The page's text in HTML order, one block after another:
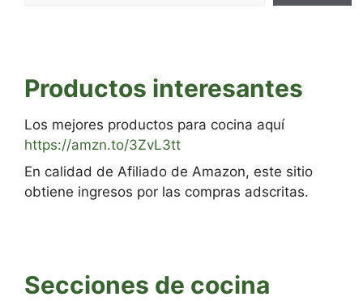
Productos interesantes
Los mejores productos para cocina aquí
https://amzn.to/3ZvL3tt
En calidad de Afiliado de Amazon, este sitio
obtiene ingresos por las compras adscritas.
Secciones de cocina